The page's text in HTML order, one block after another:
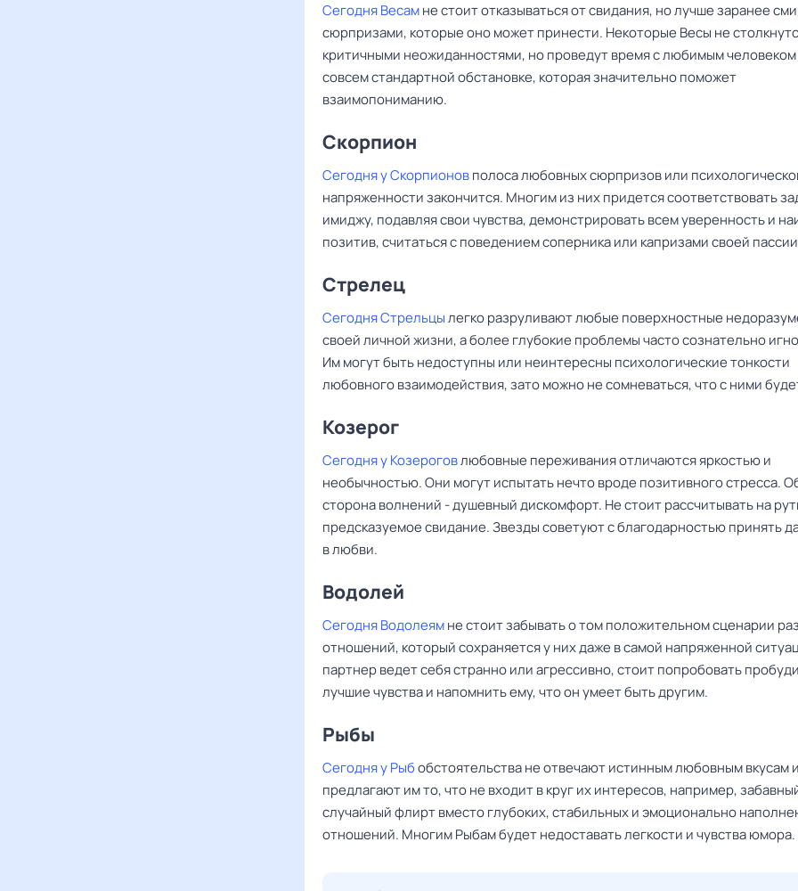
Сегодня Весамне стоит отказываться от свидания, но лучше заранее
сюрпризами, которые оно может принести. Некоторые Весы не
критичными неожиданностями, но проведут время с любимым человеком
совсем стандартной обстановке, которая значительно поможет
взаимопониманию.
Скорпион
Сегодня у Скорпионовполоса любовных сюрпризов или
напряженности закончится. Многим из них придется соответствовать
имиджу, подавляя свои чувства, демонстрировать всем уверенность и
позитив, считаться с поведением соперника или капризами своей
Стрелец
Сегодня Стрельцылегко разруливают любые поверхностные
своей личной жизни, а более глубокие проблемы часто сознательно
Им могут быть недоступны или неинтересны психологические тонкости
любовного взаимодействия, зато можно не сомневаться, что с ними
Козерог
Сегодня у Козероговлюбовные переживания отличаются яркостью и
необычностью. Они могут испытать нечто вроде позитивного стресса.
сторона волнений - душевный дискомфорт. Не стоит рассчитывать на
предсказуемое свидание. Звезды советуют с благодарностью принять
в любви.
Водолей
Сегодня Водолеямне стоит забывать о том положительном сценарии
отношений, который сохраняется у них даже в самой напряженной
партнер ведет себя странно или агрессивно, стоит попробовать
лучшие чувства и напомнить ему, что он умеет быть другим.
Рыбы ‌‌
Сегодня у Рыбобстоятельства не отвечают истинным любовным вкусам
предлагают им то, что не входит в круг их интересов, например,
случайный флирт вместо глубоких, стабильных и эмоционально
отношений. Многим Рыбам будет недоставать легкости и чувства юмора.